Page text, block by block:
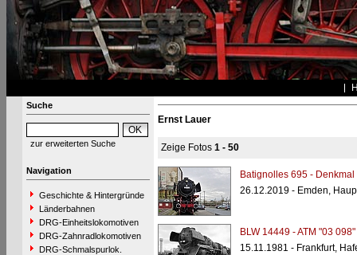
Suche
zur erweiterten Suche
Navigation
Geschichte & Hintergründe
Länderbahnen
DRG-Einheitslokomotiven
DRG-Zahnradlokomotiven
DRG-Schmalspurlok.
Ernst Lauer
Zeige Fotos 1 - 50
Batignolles 695 -
26.12.2019 - Emden,
BLW 14449 - ATM "03 098"
15.11.1981 - Frankfurt,